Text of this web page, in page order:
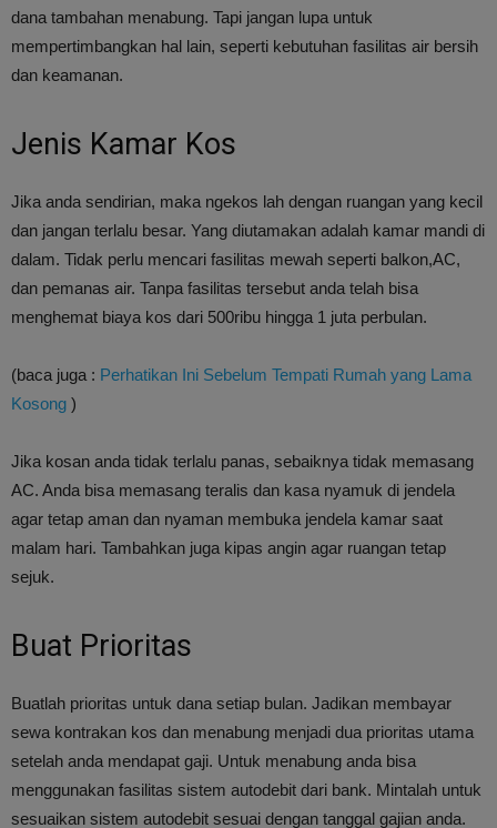
dana tambahan menabung. Tapi jangan lupa untuk
mempertimbangkan hal lain, seperti kebutuhan fasilitas air bersih
dan keamanan.
Jenis Kamar Kos
Jika anda sendirian, maka ngekos lah dengan ruangan yang kecil
dan jangan terlalu besar. Yang diutamakan adalah kamar mandi di
dalam. Tidak perlu mencari fasilitas mewah seperti balkon,AC,
dan pemanas air. Tanpa fasilitas tersebut anda telah bisa
menghemat biaya kos dari 500ribu hingga 1 juta perbulan.
(baca juga : Perhatikan Ini Sebelum Tempati Rumah yang Lama
Kosong )
Jika kosan anda tidak terlalu panas, sebaiknya tidak memasang
AC. Anda bisa memasang teralis dan kasa nyamuk di jendela
agar tetap aman dan nyaman membuka jendela kamar saat
malam hari. Tambahkan juga kipas angin agar ruangan tetap
sejuk.
Buat Prioritas
Buatlah prioritas untuk dana setiap bulan. Jadikan membayar
sewa kontrakan kos dan menabung menjadi dua prioritas utama
setelah anda mendapat gaji. Untuk menabung anda bisa
menggunakan fasilitas sistem autodebit dari bank. Mintalah untuk
sesuaikan sistem autodebit sesuai dengan tanggal gajian anda.